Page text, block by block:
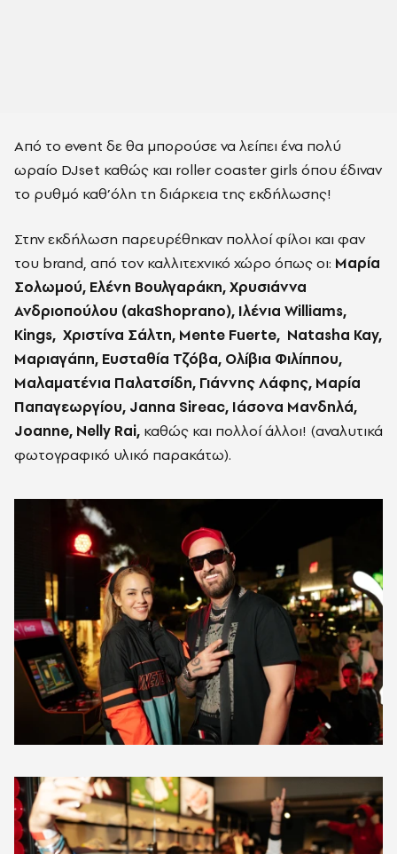
Από το event δε θα μπορούσε να λείπει ένα πολύ
ωραίο DJset καθώς και roller coaster girls όπου έδιναν
το ρυθμό καθ’όλη τη διάρκεια της εκδήλωσης!
Στην εκδήλωση παρευρέθηκαν πολλοί φίλοι και φαν
του brand, από τον καλλιτεχνικό χώρο όπως οι: Μαρία
Σολωμού, Ελένη Βουλγαράκη, Χρυσιάννα
Ανδριοπούλου (akaShoprano), Ιλένια Williams,
Kings, Χριστίνα Σάλτη, Mente Fuerte, Natasha Kay,
Μαριαγάπη, Ευσταθία Τζόβα, Ολίβια Φιλίππου,
Μαλαματένια Παλατσίδη, Γιάννης Λάφης, Μαρία
Παπαγεωργίου, Janna Sireac, Ιάσονα Μανδηλά,
Joanne, Νelly Rai, καθώς και πολλοί άλλοι! (αναλυτικά
φωτογραφικό υλικό παρακάτω).